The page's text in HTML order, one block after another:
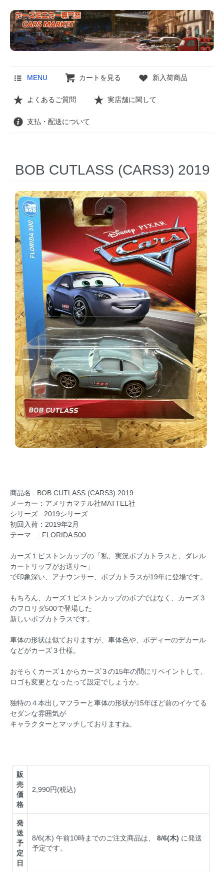
MENU カートを見る 新入荷商品
よくあるご質問 実店舗に関して
支払・配送について
BOB CUTLASS (CARS3) 2019
商品名 : BOB CUTLASS (CARS3) 2019
メーカー：アメリカマテル社MATTEL社
シリーズ : 2019シリーズ
初回入荷：2019年2月
テーマ : FLORIDA 500
カーズ１ピストンカップの「私、実況ボブカトラスと、ダレル
カートリップがお送り〜」
で印象深い、アナウンサー、ボブカトラスが19年に登場です。
もちろん、カーズ１ピストンカップのボブではなく、カーズ３
のフロリダ500で登場した
新しいボブカトラスです。
車体の形状は似ておりますが、車体色や、ボディーのデカール
などがカーズ３仕様。
おそらくカーズ１からカーズ３の15年の間にリペイントして、
ロゴも変更となったって設定でしょうか。
独特の４本出しマフラーと車体の形状が15年ほど前のイケてる
セダンな雰囲気が
キャラクターとマッチしておりますね。
販
売
価
格
2,990円(税込)
発
送
予
定
日
8/6(木) 午前10時までのご注文商品は、8/6(木) に発送
予定です。